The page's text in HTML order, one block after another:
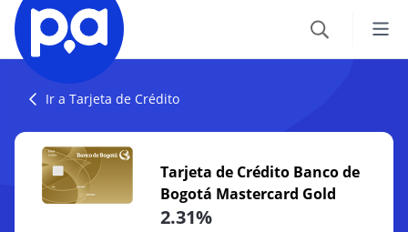
Seguros
VEHÍCULOS
Seguro Todo Riesgo
Productos financieros
CRÉDITOS
Blog
Ir a Tarjeta de Crédito
Tarjeta de Crédito Banco de
Bogotá Mastercard Gold
2.31%